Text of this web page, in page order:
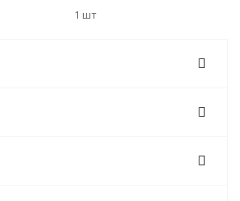
1 шт